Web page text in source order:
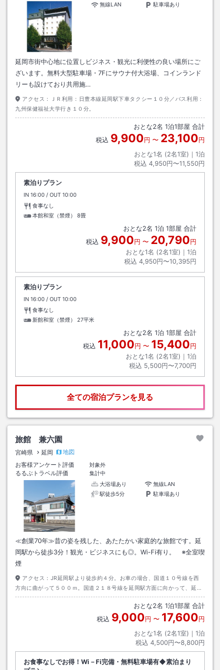
無線LAN
駐車場あり
延岡市街中心地に位置しビジネス・観光に利便性の良い場所にご
ざいます。無料大型駐車場・7Fにサウナ付大浴場、コインランド
リーも設けており共用施…
アクセス：
ＪＲ利用：日豊本線延岡駅下車タクシー１０分／バス利用：
九州保健福祉大学行き１０分。
おとな2名 1泊1部屋 合計
税込 9,900円 〜 23,100円
おとな1名 (2名1室)｜ 1泊
税込 4,950円〜11,550円
素泊りプラン
IN チェックイン
16:00 / OUT チェックアウト
10:00
食事なし
本館和室（禁煙）
8畳
おとな2名 1泊 1部屋 合計
税込 9,900円 〜 20,790円
おとな1名 (2名1室)｜ 1泊
税込 4,950円〜10,395円
素泊りプラン
IN チェックイン
16:00 / OUT チェックアウト
10:00
食事なし
新館和室（禁煙）
27平米
おとな2名 1泊 1部屋 合計
税込 11,000円 〜 15,400円
おとな1名 (2名1室)｜ 1泊
税込 5,500円〜7,700円
全ての宿泊プランを見る
旅館 兼六園
宮崎県 延岡
地図
お客様アンケート評価
対象外
るるぶトラベル評価
集計中
大浴場あり
無線LAN
駅徒歩5分
駐車場あり
≪創業70年≫昔の姿を残した、あたたかい家庭的な旅館です。延
岡駅から徒歩3分！観光・ビジネスにも◎。Wi-Fi有り。 ※全室喫
煙
アクセス： JR延岡駅より徒歩約４分。お車の場合、国道１０号線を西
方向に曲がって５００ｍ。国道２１８号線を延岡駅方面に向かって、延岡
駅のそば３００ｍ。
おとな2名 1泊1部屋 合計
税込 9,000円 〜 17,600円
おとな1名 (2名1室)｜ 1泊
税込 4,500円〜8,800円
お食事なしでお得！Wi－Fi完備・無料駐車場有◆素泊まり